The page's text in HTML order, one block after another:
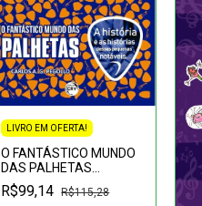
LIVRO EM OFERTA!
O FANTÁSTICO MUNDO
DAS PALHETAS
Acompanha uma
palheta de brinde!
R$99,14 R$115,28